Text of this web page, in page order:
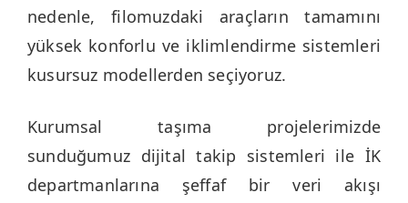
nedenle, filomuzdaki araçların tamamını
yüksek konforlu ve iklimlendirme sistemleri
kusursuz modellerden seçiyoruz.
Kurumsal taşıma projelerimizde
sunduğumuz dijital takip sistemleri ile İK
departmanlarına şeffaf bir veri akışı